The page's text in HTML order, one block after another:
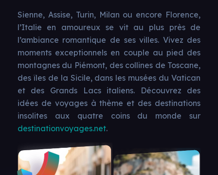
Sienne, Assise, Turin, Milan ou encore Florence,
l’Italie en amoureux se vit au plus près de
l’ambiance romantique de ses villes. Vivez des
moments exceptionnels en couple au pied des
montagnes du Piémont, des collines de Toscane,
des îles de la Sicile, dans les musées du Vatican
et des Grands Lacs italiens. Découvrez des
idées de voyages à thème et des destinations
insolites aux quatre coins du monde sur
destinationvoyages.net.